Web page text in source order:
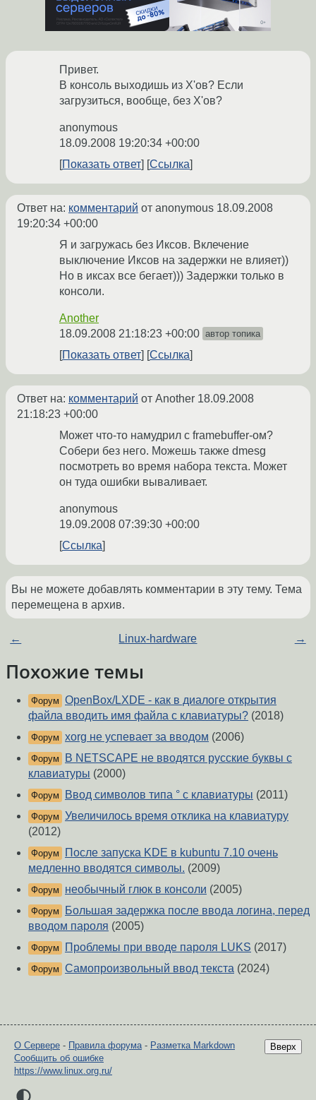
Привет.
В консоль выходишь из X'ов? Если
загрузиться, вообще, без X'ов?
anonymous
18.09.2008 19:20:34 +00:00
Показать ответ
Ссылка
Ответ на: комментарий от anonymous 18.09.2008
19:20:34 +00:00
Я и загружась без Иксов. Вклечение
выключение Иксов на задержки не влияет))
Но в иксах все бегает))) Задержки только в
консоли.
Another
18.09.2008 21:18:23 +00:00 автор топика
Показать ответ Ссылка
Ответ на: комментарий от Another 18.09.2008
21:18:23 +00:00
Может что-то намудрил с framebuffer-ом?
Собери без него. Можешь также dmesg
посмотреть во время набора текста. Может
он туда ошибки вываливает.
anonymous
19.09.2008 07:39:30 +00:00
Ссылка
Вы не можете добавлять комментарии в эту тему. Тема
перемещена в архив.
← Linux-hardware →
Похожие темы
Форум OpenBox/LXDE - как в диалоге открытия
файла вводить имя файла с клавиатуры? (2018)
Форум xorg не успевает за вводом (2006)
Форум
В NETSCAPE не вводятся русские буквы с
клавиатуры (2000)
Форум Ввод символов типа ° с клавиатуры (2011)
Форум Увеличилось время отклика на клавиатуру
(2012)
Форум
После запуска KDE в kubuntu 7.10 очень
медленно вводятся символы. (2009)
Форум необычный глюк в консоли (2005)
Форум
Большая задержка после ввода логина, перед
вводом пароля (2005)
Форум Проблемы при вводе пароля LUKS (2017)
Форум Самопроизвольный ввод текста (2024)
Вверх
О Сервере - Правила форума- Разметка Markdown
Сообщить об ошибке
https://www.linux.org.ru/